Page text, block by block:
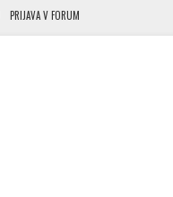
PRIJAVA V FORUM